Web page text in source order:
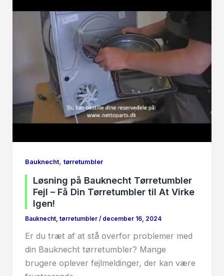
Bauknecht, tørretumbler
Løsning på Bauknecht Tørretumbler
Fejl – Få Din Tørretumbler til At Virke
Igen!
Bauknecht, tørretumbler/ december 16, 2024
Er du træt af at stå overfor problemer med
din Bauknecht tørretumbler? Mange
brugere oplever fejlmeldinger, der kan være